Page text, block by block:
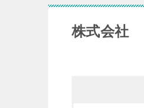
株式会社